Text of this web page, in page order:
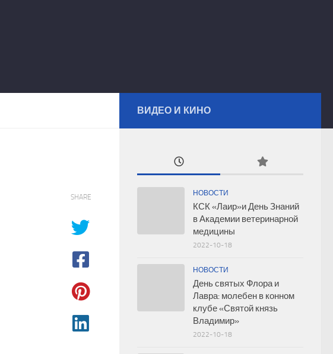
SHARE
ВИДЕО И КИНО
НОВОСТИ
КСК «Лаир»и День Знаний
в Академии ветеринарной
медицины
2022-10-18
НОВОСТИ
День святых Флора и
Лавра: молебен в конном
клубе «Святой князь
Владимир»
2022-10-18